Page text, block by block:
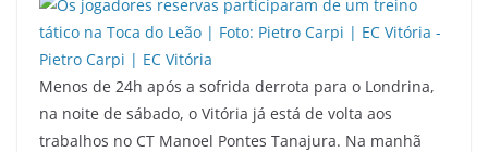
Menos de 24h após a sofrida derrota para o Londrina,
na noite de sábado, o Vitória já está de volta aos
trabalhos no CT Manoel Pontes Tanajura. Na manhã